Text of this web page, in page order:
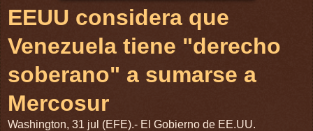
EEUU considera que
Venezuela tiene "derecho
soberano" a sumarse a
Mercosur
Washington, 31 jul (EFE).- El Gobierno de EE.UU.